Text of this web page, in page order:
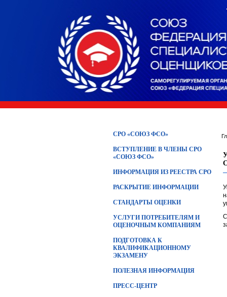
СРО «СОЮЗ ФСО»
ВСТУПЛЕНИЕ В ЧЛЕНЫ СРО
«СОЮЗ ФСО»
ИНФОРМАЦИЯ ИЗ РЕЕСТРА СРО
РАСКРЫТИЕ ИНФОРМАЦИИ
СТАНДАРТЫ ОЦЕНКИ
УСЛУГИ ПОТРЕБИТЕЛЯМ И
ОЦЕНОЧНЫМ КОМПАНИЯМ
ПОДГОТОВКА К
КВАЛИФИКАЦИОННОМУ
ЭКЗАМЕНУ
ПОЛЕЗНАЯ ИНФОРМАЦИЯ
ПРЕСС-ЦЕНТР